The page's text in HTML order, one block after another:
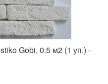
Gobi, 0.5 м2 (1 уп.) -